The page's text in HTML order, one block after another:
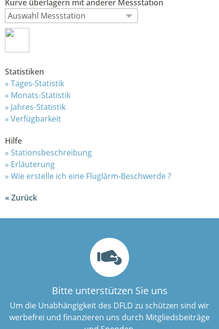
Kurve überlagern mit anderer Messstation
Statistiken
Tages-Statistik
Monats-Statistik
Jahres-Statistik
Verfügbarkeit
Hilfe
Stationsbeschreibung
Erläuterung
Wie erstelle ich eine Fluglärm-Beschwerde ?
Zurück
Bitte unterstützen Sie uns
Um die Unabhängigkeit des DFLD zu schützen sind wir
werbefrei und finanzieren uns durch Mitgliedsbeiträge